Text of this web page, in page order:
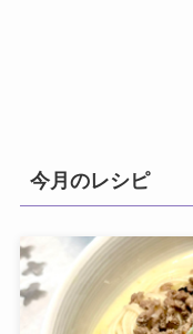
今月のレシピ